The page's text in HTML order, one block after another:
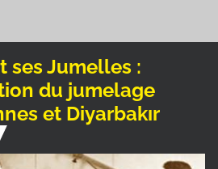
ses Jumelles :
du jumelage
et Diyarbakır